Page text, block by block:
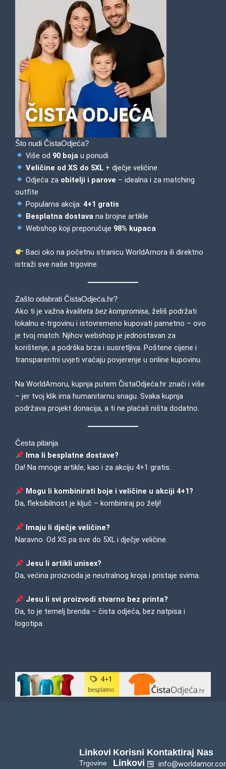
Što nudi ČistaOdjeća?
Više od 90 boja u ponudi
Veličine od XS do 5XL+ dječje veličine
Odjeća za obitelji i parove – idealna i za matching
outfite
Popularna akcija: 4+1 gratis
Besplatna dostava na brojne artikle
Webshop koji preporučuje 98% kupaca
Baci oko na početnu stranicu WorldAmoraili direktno
istraži sve naše trgovine.
Zašto odabrati ČistaOdjeća.hr?
Ako ti je važna kvaliteta bez kompromisa, želiš podržati
lokalnu e-trgovinu i istovremeno kupovati pametno – ovo
je tvoj match. Njihov webshop je jednostavan za
korištenje, a podrška brza i susretljiva. Poštene cijene i
transparentni uvjeti vraćaju povjerenje u online kupovinu.
Na WorldAmoru, kupnja putem ČistaOdjeća.hr znači i više
– jer tvoj klik ima humanitarnu snagu. Svaka kupnja
podržava projekt donacija, a ti ne plaćaš ništa dodatno.
Česta pitanja
Ima li besplatne dostave?
Da! Na mnoge artikle, kao i za akciju 4+1 gratis.
Mogu li kombinirati boje i veličine u akciji 4+1?
Da, fleksibilnost je ključ – kombiniraj po želji!
Imaju li dječje veličine?
Naravno. Od XS pa sve do 5XL i dječje veličine.
Jesu li artikli unisex?
Da, većina proizvoda je neutralnog kroja i pristaje svima.
Jesu li svi proizvodi stvarno bez printa?
Da, to je temelj brenda – čista odjeća, bez natpisa i
logotipa.
Korisni
Linkovi
Linkovi
Trgovine
Kontaktiraj Nas